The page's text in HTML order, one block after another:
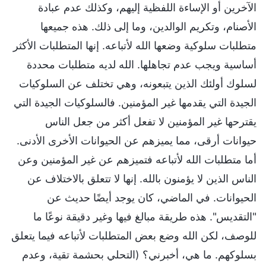
الآخرين أو الإساءة اللفظية إليهم، وكذلك عدم عبادة
الأصنام، وتكريم الوالدين، وما إلى ذلك. هذه جميعها
متطلبات سلوكية وضعها الله لأتباعه. إنها المتطلبات الأكثر
أساسية ويجب عدم تجاهلها. الله لديه متطلبات محددة
لسلوك أولئك الذين يتبعونه، وهي تختلف عن السلوكيات
الجيدة التي يقدمها غير المؤمنين. فالسلوكيات الجيدة التي
يقترحها غير المؤمنين لا تفعل أكثر من جعل الناس
حيوانات أرقى، مما يميزهم عن الحيوانات الأخرى الأدنى.
أما متطلبات الله لأتباعه فتميزهم عن غير المؤمنين وعن
الناس الذين لا يؤمنون بالله. إنها لا تتعلق بالاختلاف عن
الحيوانات. في الماضي، كان يوجد أيضًا حديث عن
"التقديس". هذه طريقة مبالغ فيها وغير دقيقة نوعًا ما
للوصف، لكن الله وضع بعض المتطلبات لأتباعه فيما يتعلق
بسلوكهم. ما هي، أخبرني؟ (التحلي بحشمة تقية، وعدم